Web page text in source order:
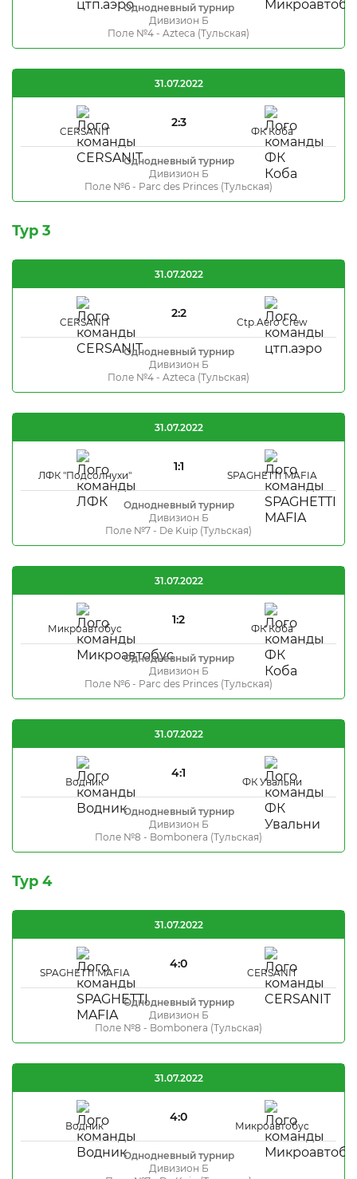
Однодневный турнир
Дивизион Б
Поле №4 - Azteca (Тульская)
CERSANIT
2:3
ФК Коба
31.07.2022
Однодневный турнир
Дивизион Б
Поле №6 - Parc des Princes (Тульская)
Тур 3
CERSANIT
2:2
Ctp.Aero Crew
31.07.2022
Однодневный турнир
Дивизион Б
Поле №4 - Azteca (Тульская)
ЛФК "Подсолнухи"
1:1
SPAGHETTI MAFIA
31.07.2022
Однодневный турнир
Дивизион Б
Поле №7 - De Kuip (Тульская)
Микроавтобус
1:2
ФК Коба
31.07.2022
Однодневный турнир
Дивизион Б
Поле №6 - Parc des Princes (Тульская)
Водник
4:1
ФК Увальни
31.07.2022
Однодневный турнир
Дивизион Б
Поле №8 - Bombonera (Тульская)
Тур 4
SPAGHETTI MAFIA
4:0
CERSANIT
31.07.2022
Однодневный турнир
Дивизион Б
Поле №8 - Bombonera (Тульская)
Водник
4:0
Микроавтобус
31.07.2022
Однодневный турнир
Дивизион Б